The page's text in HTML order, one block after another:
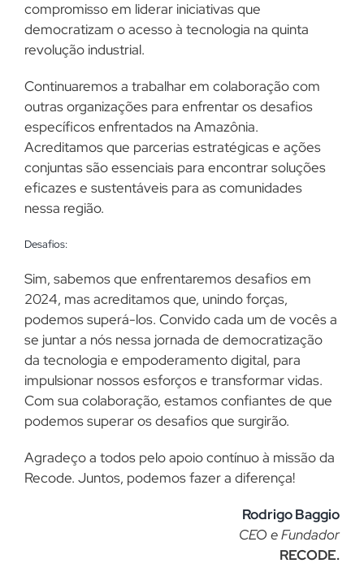
compromisso em liderar iniciativas que
democratizam o acesso à tecnologia na quinta
revolução industrial.
Continuaremos a trabalhar em colaboração com
outras organizações para enfrentar os desafios
específicos enfrentados na Amazônia.
Acreditamos que parcerias estratégicas e ações
conjuntas são essenciais para encontrar soluções
eficazes e sustentáveis para as comunidades
nessa região.
Desafios:
Sim, sabemos que enfrentaremos desafios em
2024, mas acreditamos que, unindo forças,
podemos superá-los. Convido cada um de vocês a
se juntar a nós nessa jornada de democratização
da tecnologia e empoderamento digital, para
impulsionar nossos esforços e transformar vidas.
Com sua colaboração, estamos confiantes de que
podemos superar os desafios que surgirão.
Agradeço a todos pelo apoio contínuo à missão da
Recode. Juntos, podemos fazer a diferença!
Rodrigo Baggio
CEO e Fundador
RECODE.